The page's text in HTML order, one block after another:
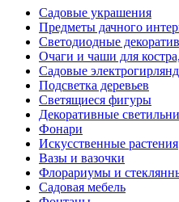
Садовые украшения
Предметы дачного
Светодиодные
Очаги и чаши для
Садовые
Подсветка деревьев
Светящиеся фигуры
Декоративные
Фонари
Искусственные растения
Вазы и вазочки
Флорариумы и
Садовая мебель